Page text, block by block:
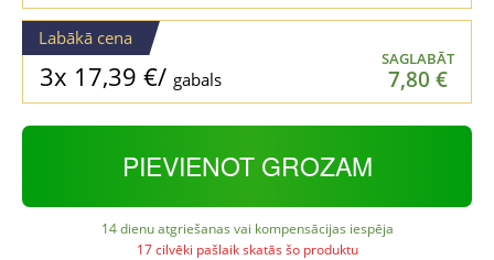
Labākā cena
3x 17,39 €/ gabals
SAGLABĀT
7,80 €
PIEVIENOT GROZAM
14 dienu atgriešanas vai kompensācijas iespēja
17 cilvēki pašlaik skatās šo produktu